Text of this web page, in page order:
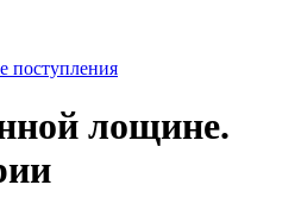
поступления
лощине.